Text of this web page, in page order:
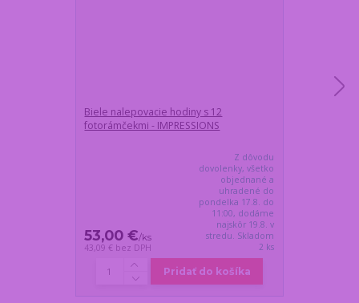
Biele nalepovacie hodiny s 12
fotorámčekmi - IMPRESSIONS
53,00 €/ks
43,09 € bez DPH
Z dôvodu
dovolenky, všetko
objednané a
uhradené do
pondelka 17.8. do
11:00, dodáme
najskôr 19.8. v
stredu. Skladom
2 ks
Pridať do košíka